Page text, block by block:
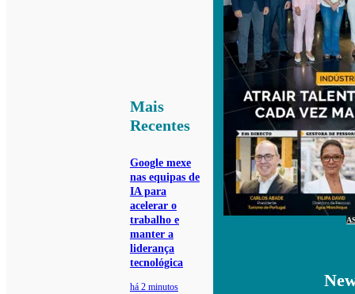
Mais
Recentes
Google mexe
nas equipas de
IA para
acelerar o
trabalho e
manter a
liderança
tecnológica
há 2 minutos